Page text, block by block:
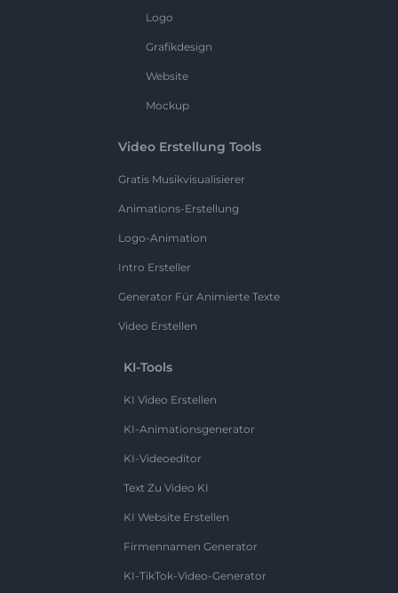
Logo
Grafikdesign
Website
Mockup
Video Erstellung Tools
Gratis Musikvisualisierer
Animations-Erstellung
Logo-Animation
Intro Ersteller
Generator Für Animierte Texte
Video Erstellen
KI-Tools
KI Video Erstellen
KI-Animationsgenerator
KI-Videoeditor
Text Zu Video KI
KI Website Erstellen
Firmennamen Generator
KI-TikTok-Video-Generator